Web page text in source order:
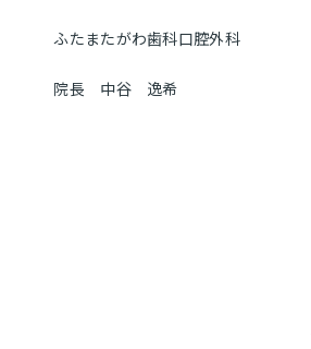
ふたまたがわ歯科口腔外科
院長 中谷 逸希